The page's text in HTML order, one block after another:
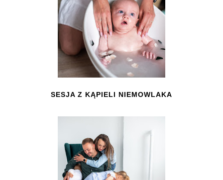
SESJA Z KĄPIELI NIEMOWLAKA